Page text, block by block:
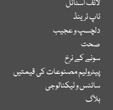
لائف اسٹائل
ٹاپ ٹرینڈ
دلچسپ و عجیب
صحت
سونے کے نرخ
پیٹرولیم مصنوعات کی قیمتیں
سائنس و ٹیکنالوجی
بلاگ